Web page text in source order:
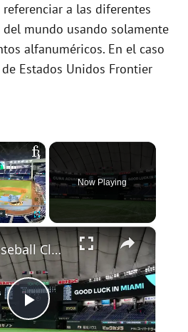
a las diferentes
mundo usando solamente
alfanuméricos. En el caso
Estados Unidos Frontier
×
Fullscreen
Now Playing
×
P
World Baseball Classic: día de entrenamiento antes de la ronda final